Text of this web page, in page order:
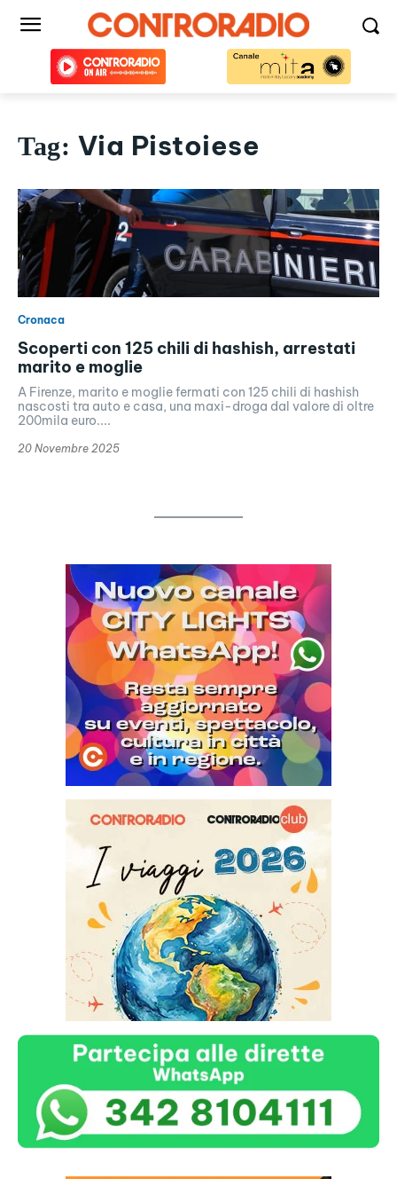
Tag: Via Pistoiese
Cronaca
Scoperti con 125 chili di hashish, arrestati
marito e moglie
A Firenze, marito e moglie fermati con 125 chili di hashish
nascosti tra auto e casa, una maxi-droga dal valore di oltre
200mila euro....
20 Novembre 2025